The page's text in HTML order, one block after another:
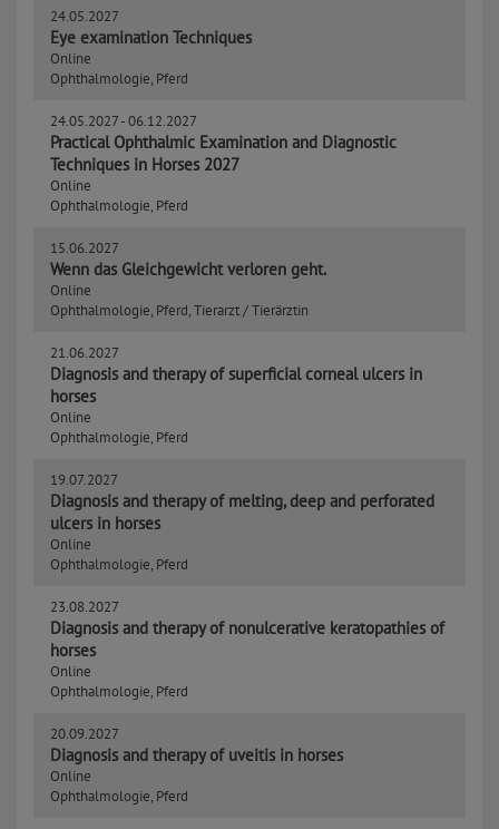
24.05.2027
Eye examination Techniques
Online
Ophthalmologie, Pferd
24.05.2027 -06.12.2027
Practical Ophthalmic Examination and Diagnostic
Techniques in Horses 2027
Online
Ophthalmologie, Pferd
15.06.2027
Wenn das Gleichgewicht verloren geht.
Online
Ophthalmologie, Pferd, Tierarzt / Tierärztin
21.06.2027
Diagnosis and therapy of superficial corneal ulcers in
horses
Online
Ophthalmologie, Pferd
19.07.2027
Diagnosis and therapy of melting, deep and perforated
ulcers in horses
Online
Ophthalmologie, Pferd
23.08.2027
Diagnosis and therapy of nonulcerative keratopathies of
horses
Online
Ophthalmologie, Pferd
20.09.2027
Diagnosis and therapy of uveitis in horses
Online
Ophthalmologie, Pferd